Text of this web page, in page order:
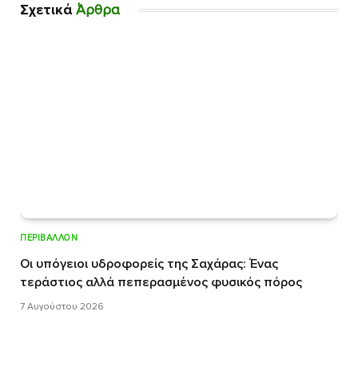
ΣχετικάΆρθρα
ΠΕΡΙΒΆΛΛΟΝ
Οι υπόγειοι υδροφορείς της Σαχάρας: Ένας
τεράστιος αλλά πεπερασμένος φυσικός πόρος
7 Αυγούστου 2026